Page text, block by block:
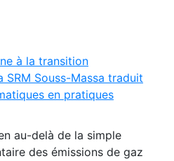
à la transition
SRM Souss-Massa traduit
en pratiques
au-delà de la simple
des émissions de gaz